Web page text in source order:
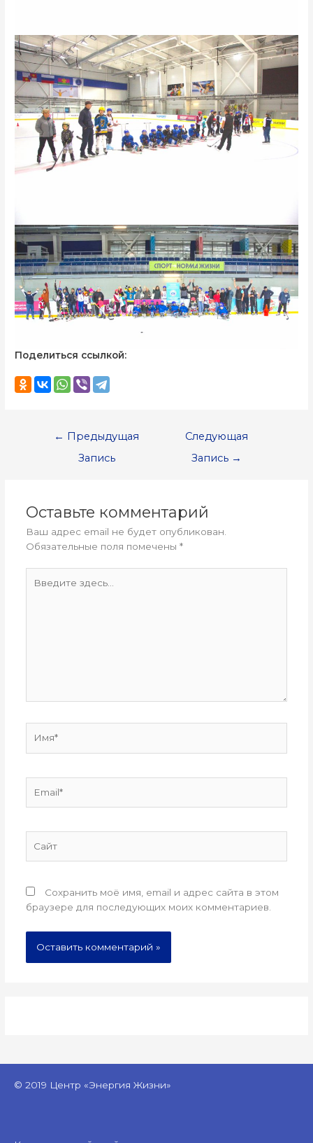
Поделиться ссылкой:
← Предыдущая
Запись
Следующая
Запись →
Оставьте комментарий
Ваш адрес email не будет опубликован.
Обязательные поля помечены *
здесь...
Сохранить моё имя, email и адрес сайта в этом
браузере для последующих моих комментариев.
© 2019 Центр «Энергия Жизни»